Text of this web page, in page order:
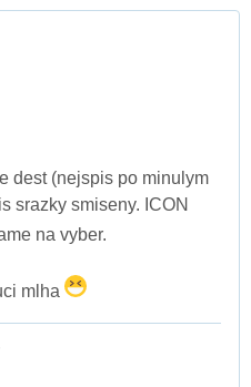
dest (nejspis po minulym
srazky smiseny. ICON
na vyber.
mlha